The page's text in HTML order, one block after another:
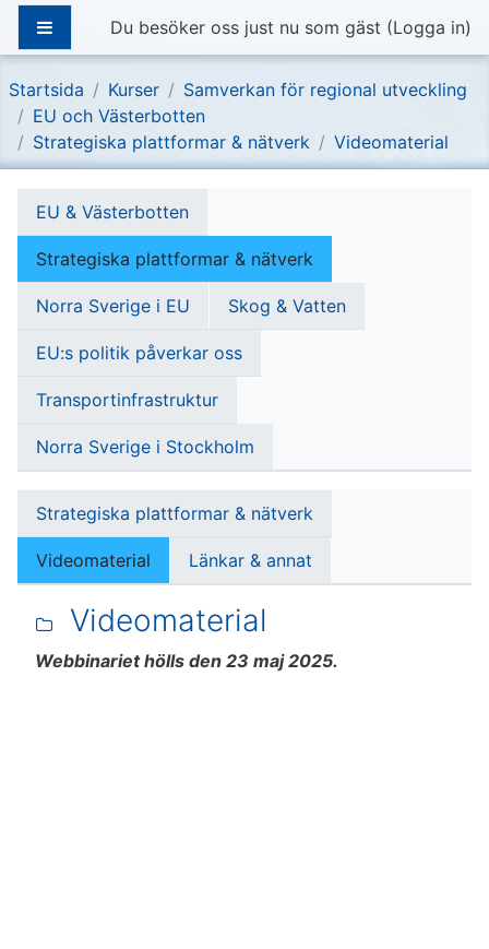
Gå direkt till huvudinnehåll
SidopanelDu besöker oss just nu som gäst (Logga in)
Startsida Kurser
Samverkan för regional utveckling
EU och Västerbotten
Strategiska plattformar & nätverk
Videomaterial
Section outline
EU & Västerbotten
Strategiska plattformar & nätverk
Norra Sverige i EU Skog & Vatten
EU:s politik påverkar oss
Transportinfrastruktur
Norra Sverige i Stockholm
Strategiska plattformar & nätverk
Videomaterial Länkar & annat
Videomaterial
Webbinariet hölls den 23 maj 2025.